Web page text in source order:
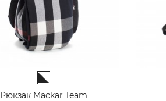
Чорно-білий
Рюкзак Mackar Team